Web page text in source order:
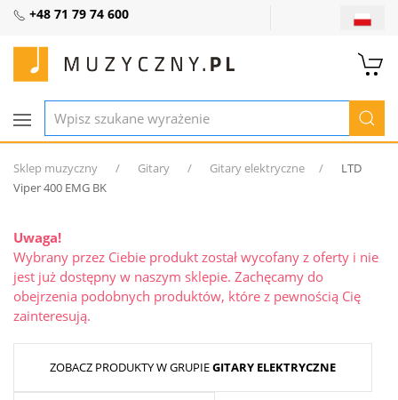
+48 71 79 74 600
Sklep muzyczny Gitary Gitary elektryczne
LTD
Viper 400 EMG BK
Uwaga!
Wybrany przez Ciebie produkt został wycofany z oferty i nie
jest już dostępny w naszym sklepie. Zachęcamy do
obejrzenia podobnych produktów, które z pewnością Cię
zainteresują.
ZOBACZ PRODUKTY W GRUPIEGITARY ELEKTRYCZNE